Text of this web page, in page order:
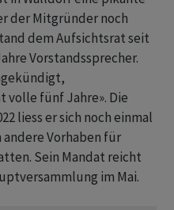
der Mitgründer noch
dem Aufsichtsrat seit
Vorstandssprecher.
volle fünf Jahre». Die
liess er sich noch einmal
Vorhaben für
Sein Mandat reicht
im Mai.